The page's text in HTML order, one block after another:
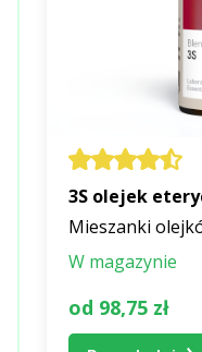
analizę
temu
w stanie nam
Analizę jakości
eterycznego
Olejki
Recenzje i
temat olejków
3S olejek
Mieszanki
W magazynie
od 98,75 zł